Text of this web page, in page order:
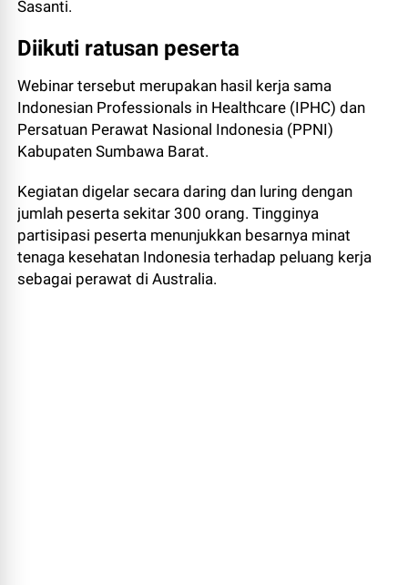
Sasanti.
Diikuti ratusan peserta
Webinar tersebut merupakan hasil kerja sama
Indonesian Professionals in Healthcare (IPHC) dan
Persatuan Perawat Nasional Indonesia (PPNI)
Kabupaten Sumbawa Barat.
Kegiatan digelar secara daring dan luring dengan
jumlah peserta sekitar 300 orang. Tingginya
partisipasi peserta menunjukkan besarnya minat
tenaga kesehatan Indonesia terhadap peluang kerja
sebagai perawat di Australia.